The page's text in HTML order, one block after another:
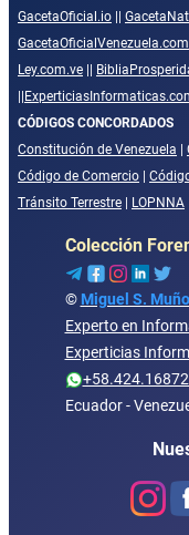
GacetaOficial.io
GacetaOficialVenezuela.com
Ley.com.ve
CÓDIGOS CONCORDADOS
Constitución de Venezuela
Código de Comercio
Tránsito Terrestre
LOPNNA
Colección
© Miguel S.
Experto en
Experticias
Ecuador -